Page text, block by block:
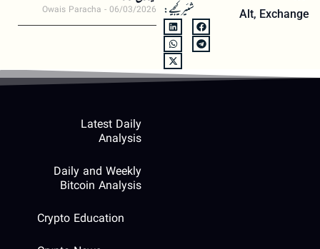
Alt, Exchange شئیر کیجیے: Owais Paracha 06/03/2026
Latest Daily
Analysis
Daily and Weekly
Bitcoin Analysis
Crypto Education